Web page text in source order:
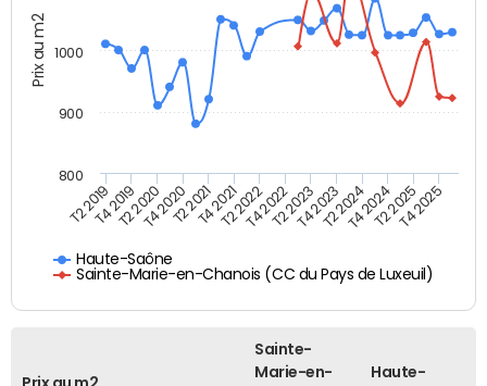
Prix au m2
Haute-Saône
Sainte-Marie-en-Chanois (CC du Pays de Luxeuil)
T2 2019T4 2019T2 2020T4 2020T2 2021T4 2021T2 2022T4 2022T2 2023T4 2023T2 2024T4 2024T2 2025T4 2025
900
1000
800
Sainte-
Marie-en-
Haute-